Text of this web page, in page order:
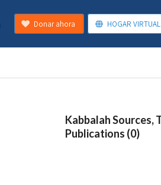
Donar ahora HOGAR VIRTUAL
Kabbalah Sources,
Publications (0)